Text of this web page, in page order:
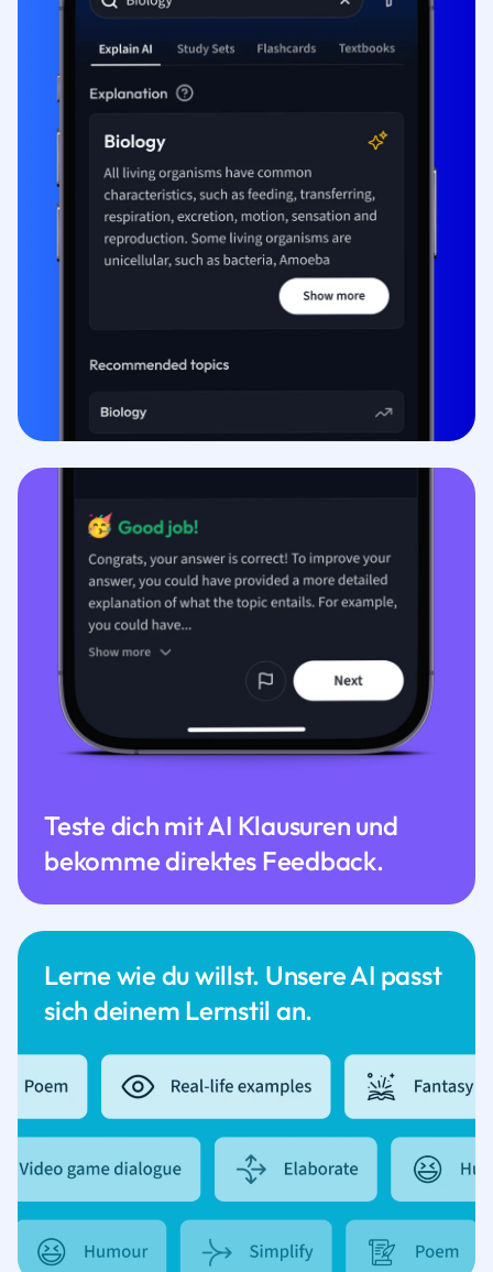
Lerne wie du willst. Unsere AI passt
sich deinem Lernstil an.
Teste dich mit AI Klausuren und
bekomme direktes Feedback.